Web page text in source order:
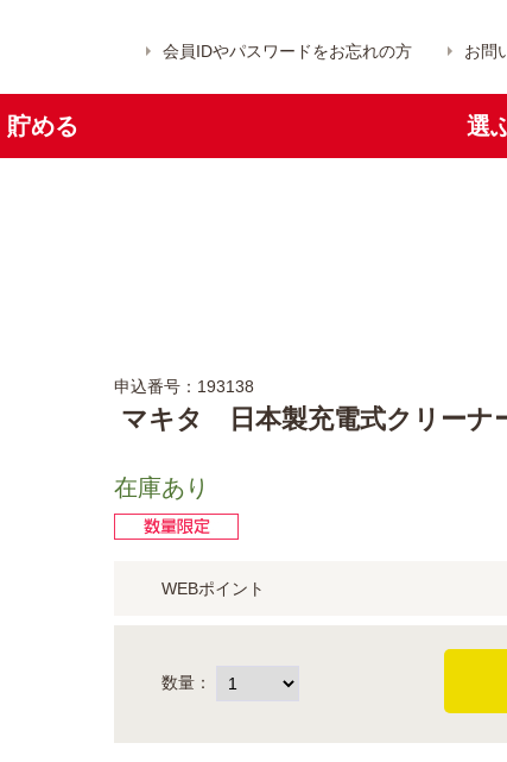
会員IDやパスワードをお忘れの方 お問
貯める 選
申込番号：193138
マキタ 日本製充電式クリー
在庫あり
WEBポイント
数量：